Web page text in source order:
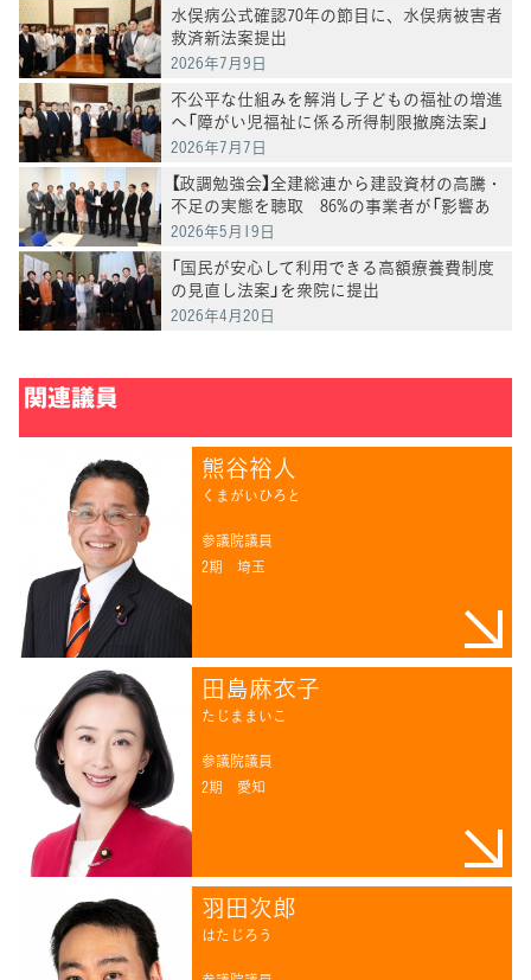
水俣病公式確認70年の節目に、水俣病被害者
救済新法案提出
2026年7月9日
不公平な仕組みを解消し子どもの福祉の増進
へ「障がい児福祉に係る所得制限撤廃法案」
を提出
2026年7月7日
【政調勉強会】全建総連から建設資材の高騰・
不足の実態を聴取 86%の事業者が「影響あ
り」
2026年5月19日
「国民が安心して利用できる高額療養費制度
の見直し法案」を衆院に提出
2026年4月20日
関連議員
熊谷裕人
くまがいひろと
参議院議員
2期 埼玉
田島麻衣子
たじままいこ
参議院議員
2期 愛知
羽田次郎
はたじろう